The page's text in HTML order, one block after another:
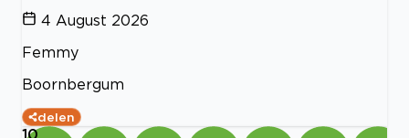
4 August 2026
Femmy
Boornbergum
delen
10